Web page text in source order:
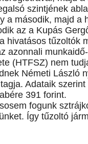
szintjének
a második, majd a
az a Kupás
hivatásos tűzoltók
azonnali
(HTFSZ) nem
Németi László
Adataik
391 forint.
fogunk
Így tűzoltó